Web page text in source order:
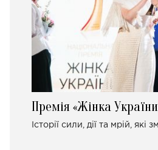
Премія «Жінка
Історії сили, дії та мрій, які